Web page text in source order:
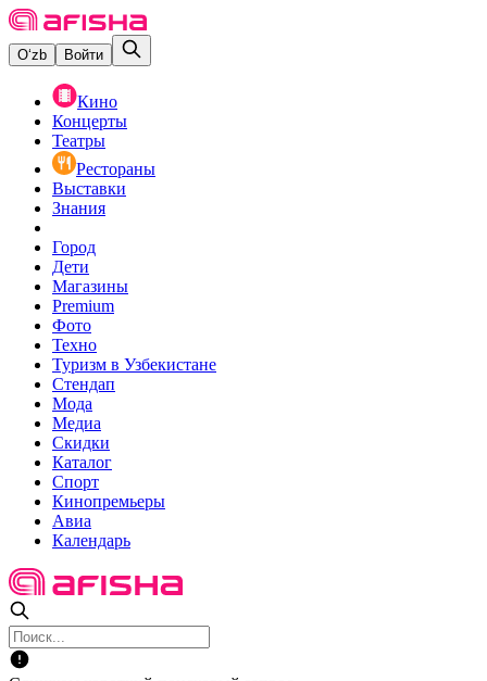
O‘zb Войти
Кино
Концерты
Театры
Рестораны
Выставки
Знания
Город
Дети
Магазины
Premium
Фото
Техно
Туризм в Узбекистане
Стендап
Мода
Медиа
Скидки
Каталог
Спорт
Кинопремьеры
Авиа
Календарь